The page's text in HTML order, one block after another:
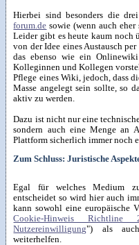
Hierbei sind besonders die
forum.de sowie (wenn auch eher
Leider gibt es heute kaum noch
von der Idee eines Austausch
das ebenso wie ein
Kolleginnen und Kollegen
Pflege eines Wiki, jedoch, dass
Masse angelegt sein sollte, so
aktiv zu werden.
Dazu ist nicht nur eine
sondern auch eine Menge an
Plattform sicherlich immer noch
Zum Schluss: Juristische
Egal für welches Medium
entscheidet so wird hier auch
kann sowohl eine europäische
Cookie-Hinweis
Nutzereinwilligung") als
weiterhelfen.